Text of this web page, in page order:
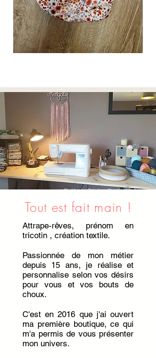
personnalisable
Fleur
fleur
Tout est fait main !
Attrape-rêves, prénom en
tricotin , création textile.
Passionnée de mon métier
depuis 15 ans, je réalise et
personnalise selon vos désirs
pour vous et vos bouts de
choux.
C'est en 2016 que j'ai ouvert
ma première boutique, ce qui
m'a permis de vous présenter
mon univers.